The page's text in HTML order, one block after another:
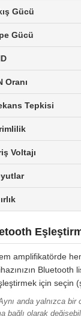
Gücü
Gücü
Oranı
Tepkisi
Voltajı
amplifikatörde
Bluetooth
için seçin
anda yalnızca
bağlı olarak